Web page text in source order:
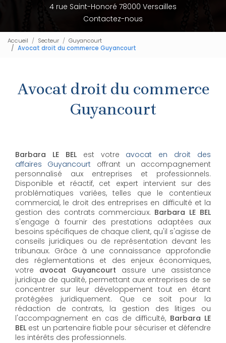
4 rue Saint-Honoré 78000 Versailles
Contactez-nous
Accueil Secteur
Guyancourt
Avocat droit du commerce Guyancourt
Avocat droit du commerce
Guyancourt
Barbara LE BELest votre avocat en droit des
affaires Guyancourt offrant un accompagnement
personnalisé aux entreprises et professionnels.
Disponible et réactif, cet expert intervient sur des
problématiques variées, telles que le contentieux
commercial, le droit des entreprises en difficulté et la
gestion des contrats commerciaux. Barbara LE BEL
s'engage à fournir des prestations adaptées aux
besoins spécifiques de chaque client, qu'il s'agisse de
conseils juridiques ou de représentation devant les
tribunaux. Grâce à une connaissance approfondie
des réglementations et des enjeux économiques,
votre avocat Guyancourt assure une assistance
juridique de qualité, permettant aux entreprises de se
concentrer sur leur développement tout en étant
protégées juridiquement. Que ce soit pour la
rédaction de contrats, la gestion des litiges ou
l'accompagnement en cas de difficulté, Barbara LE
BEL​​​​​​​ est un partenaire fiable pour sécuriser et défendre
les intérêts des professionnels.